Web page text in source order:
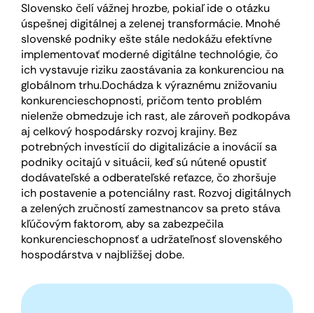
Slovensko čelí vážnej hrozbe, pokiaľ ide o otázku
úspešnej digitálnej a zelenej transformácie. Mnohé
slovenské podniky ešte stále nedokážu efektívne
implementovať moderné digitálne technológie, čo
ich vystavuje riziku zaostávania za konkurenciou na
globálnom trhu.Dochádza k výraznému znižovaniu
konkurencieschopnosti, pričom tento problém
nielenže obmedzuje ich rast, ale zároveň podkopáva
aj celkový hospodársky rozvoj krajiny. Bez
potrebných investícií do digitalizácie a inovácií sa
podniky ocitajú v situácii, keď sú nútené opustiť
dodávateľské a odberateľské reťazce, čo zhoršuje
ich postavenie a potenciálny rast. Rozvoj digitálnych
a zelených zručností zamestnancov sa preto stáva
kľúčovým faktorom, aby sa zabezpečila
konkurencieschopnosť a udržateľnosť slovenského
hospodárstva v najbližšej dobe.